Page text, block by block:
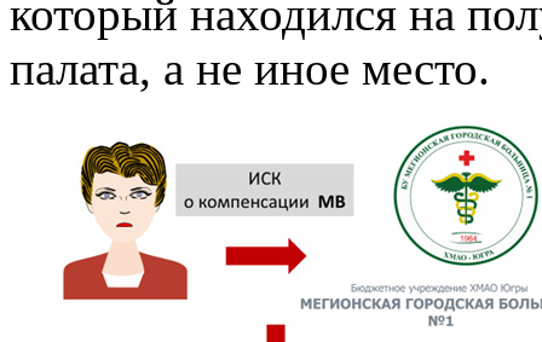
который находился на
палата, а не иное место.